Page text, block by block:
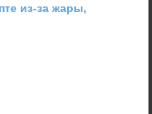
из-за жары,